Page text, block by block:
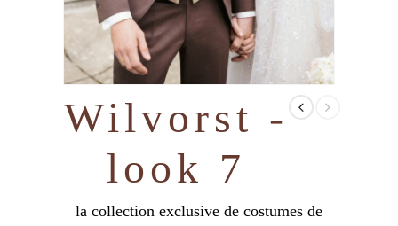
Wilvorst -
look 7
la collection exclusive de costumes de